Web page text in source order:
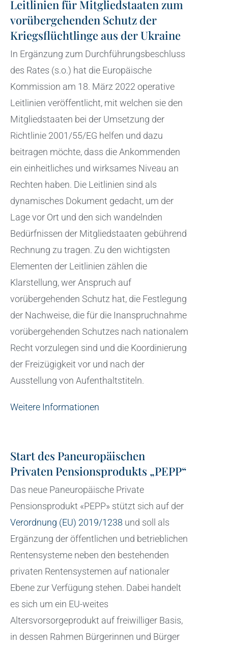
Leitlinien für Mitgliedstaaten zum
vorübergehenden Schutz der
Kriegsflüchtlinge aus der Ukraine
In Ergänzung zum Durchführungsbeschluss
des Rates (s.o.) hat die Europäische
Kommission am 18. März 2022 operative
Leitlinien veröffentlicht, mit welchen sie den
Mitgliedstaaten bei der Umsetzung der
Richtlinie 2001/55/EG helfen und dazu
beitragen möchte, dass die Ankommenden
ein einheitliches und wirksames Niveau an
Rechten haben. Die Leitlinien sind als
dynamisches Dokument gedacht, um der
Lage vor Ort und den sich wandelnden
Bedürfnissen der Mitgliedstaaten gebührend
Rechnung zu tragen. Zu den wichtigsten
Elementen der Leitlinien zählen die
Klarstellung, wer Anspruch auf
vorübergehenden Schutz hat, die Festlegung
der Nachweise, die für die Inanspruchnahme
vorübergehenden Schutzes nach nationalem
Recht vorzulegen sind und die Koordinierung
der Freizügigkeit vor und nach der
Ausstellung von Aufenthaltstiteln.
Weitere Informationen
Start des Paneuropäischen
Privaten Pensionsprodukts „PEPP“
Das neue Paneuropäische Private
Pensionsprodukt «PEPP» stützt sich auf der
Verordnung (EU) 2019/1238 und soll als
Ergänzung der öffentlichen und betrieblichen
Rentensysteme neben den bestehenden
privaten Rentensystemen auf nationaler
Ebene zur Verfügung stehen. Dabei handelt
es sich um ein EU-weites
Altersvorsorgeprodukt auf freiwilliger Basis,
in dessen Rahmen Bürgerinnen und Bürger